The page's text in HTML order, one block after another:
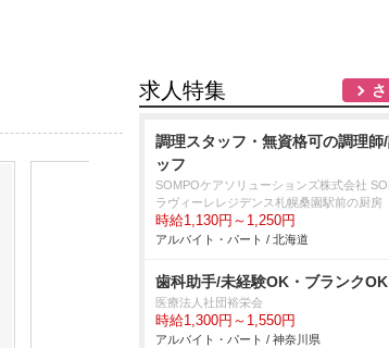
求人特集
調理スタッフ・無資格可の調理師
ッフ
SOMPOケアソリューションズ株式会社
ラヴィーレレジデンス札幌桑園駅前の厨房
時給1,130円～1,250円
アルバイト・パート / 北海道
歯科助手/未経験OK・ブランクOK
医療法人社団裕栄会
時給1,300円～1,550円
アルバイト・パート / 神奈川県